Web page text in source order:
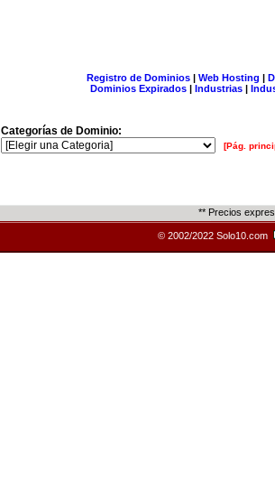
Registro de Dominios| Web Hosting |
Dominios Expirados | Industrias |
Categorías de Dominio:
[Pág.
** Precios
© 2002/2022 Solo10.com